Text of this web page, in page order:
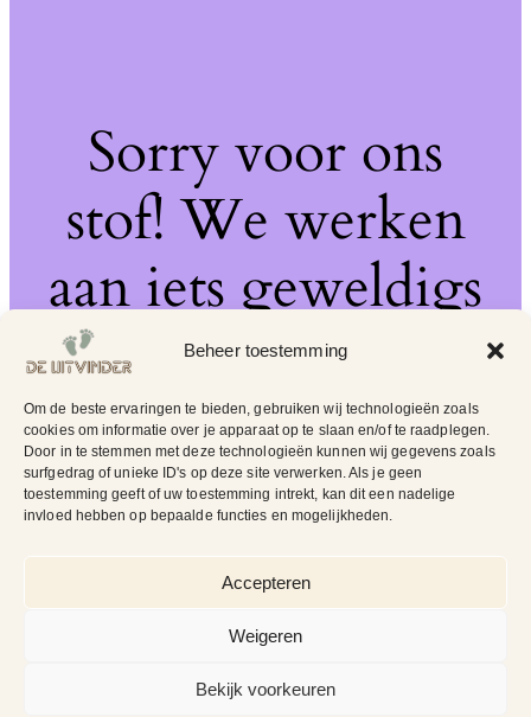
Beheer toestemming
Om de beste ervaringen te bieden, gebruiken wij technologieën zoals
cookies om informatie over je apparaat op te slaan en/of te raadplegen.
Door in te stemmen met deze technologieën kunnen wij gegevens zoals
surfgedrag of unieke ID's op deze site verwerken. Als je geen
toestemming geeft of uw toestemming intrekt, kan dit een nadelige
invloed hebben op bepaalde functies en mogelijkheden.
Accepteren
Weigeren
Bekijk voorkeuren
Sorry voor ons
stof! We werken
aan iets geweldigs
– kom snel terug!